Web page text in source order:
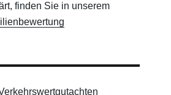
finden Sie in unserem